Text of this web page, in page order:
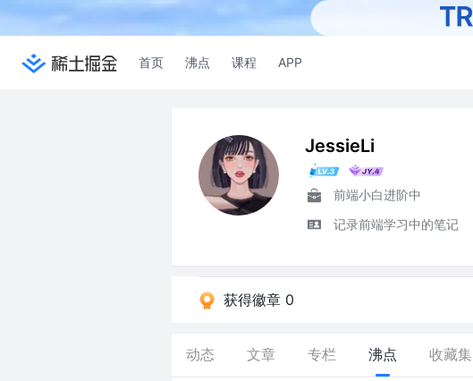
首页 沸点 课程 APP
JessieLi
前端小白进阶中
记录前端学习中的笔记
获得徽章 0
动态 文章 专栏 沸点 收藏集